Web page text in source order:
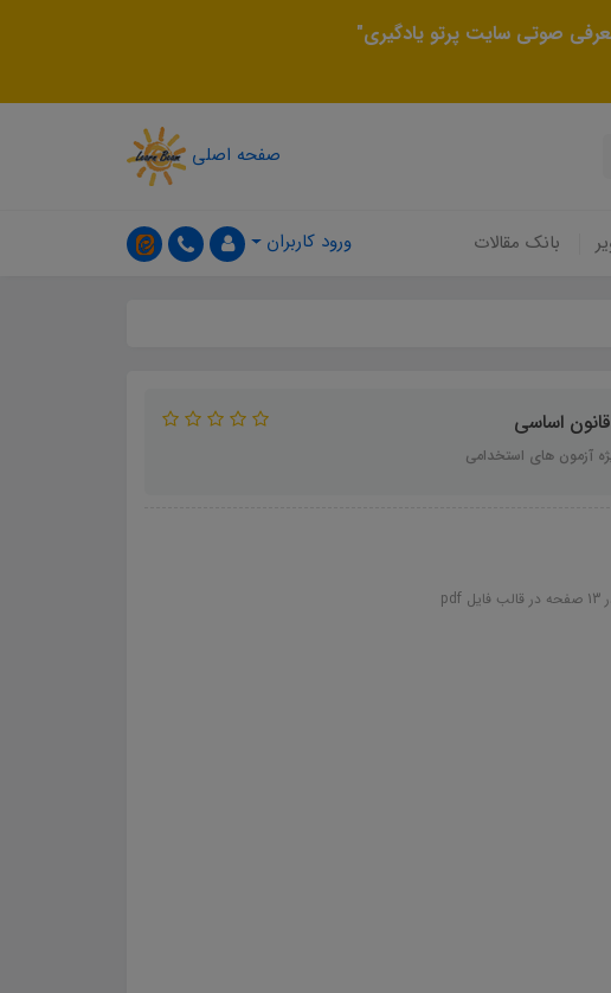
صوتی سایت پرتو یادگیری"
صفحه اصلی
بانک مقالات ورود کاربران